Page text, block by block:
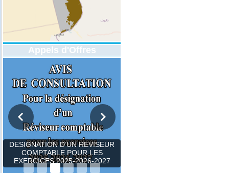
Appels d'Offres
DESIGNATION D’UN REVISEUR
COMPTABLE POUR LES
EXERCICES 2025-2026-2027